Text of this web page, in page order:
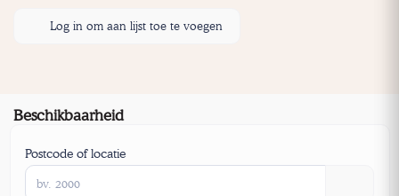
Log in om aan lijst toe te voegen
Beschikbaarheid
Postcode of locatie